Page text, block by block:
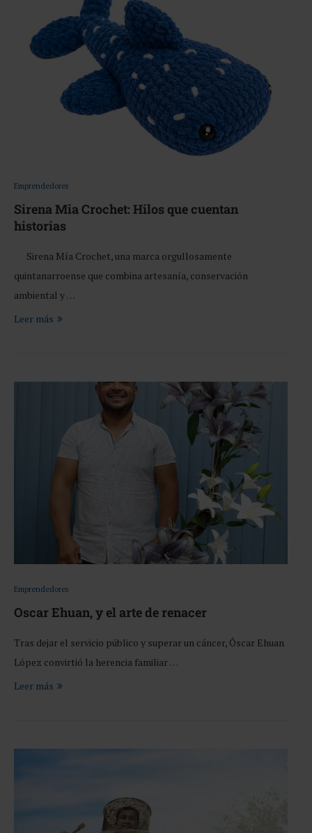
Emprendedores
Sirena Mia Crochet: Hilos que cuentan
historias
Sirena Mía Crochet, una marca orgullosamente
quintanarroense que combina artesanía, conservación
ambiental y …
Leer más
Emprendedores
Oscar Ehuan, y el arte de renacer
Tras dejar el servicio público y superar un cáncer, Óscar Ehuan
López convirtió la herencia familiar …
Leer más